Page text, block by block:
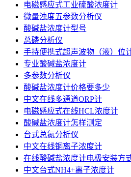
电磁感应式工业硫酸浓度计
微量浊度五参数分析仪
酸碱盐浓度计型号
总磷分析仪
手持便携式超声波物（液）位
专业酸碱盐浓度计
多参数分析仪
酸碱盐浓度计价格要多少
中文在线多通道ORP计
电磁感应式在线HCL浓度计
酸碱盐浓度计怎样测定
台式总氮分析仪
中文在线铜离子浓度计
在线酸碱盐浓度计电极安装方
中文台式NH4+离子浓度计